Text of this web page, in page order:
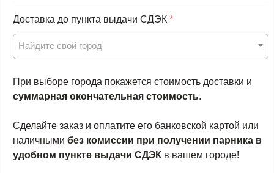
Доставка до пункта выдачи СДЭК *
Найдите свой город
При выборе города покажется стоимость доставки и
суммарная окончательная стоимость.
Сделайте заказ и оплатите его банковской картой или
наличными без комиссии при получении парника в
удобном пункте выдачи СДЭК в вашем городе!